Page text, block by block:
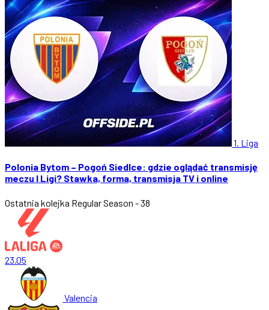
1. Liga
Polonia Bytom – Pogoń Siedlce: gdzie oglądać transmisję
meczu I Ligi? Stawka, forma, transmisja TV i online
Ostatnia kolejka Regular Season - 38
23.05
Valencia